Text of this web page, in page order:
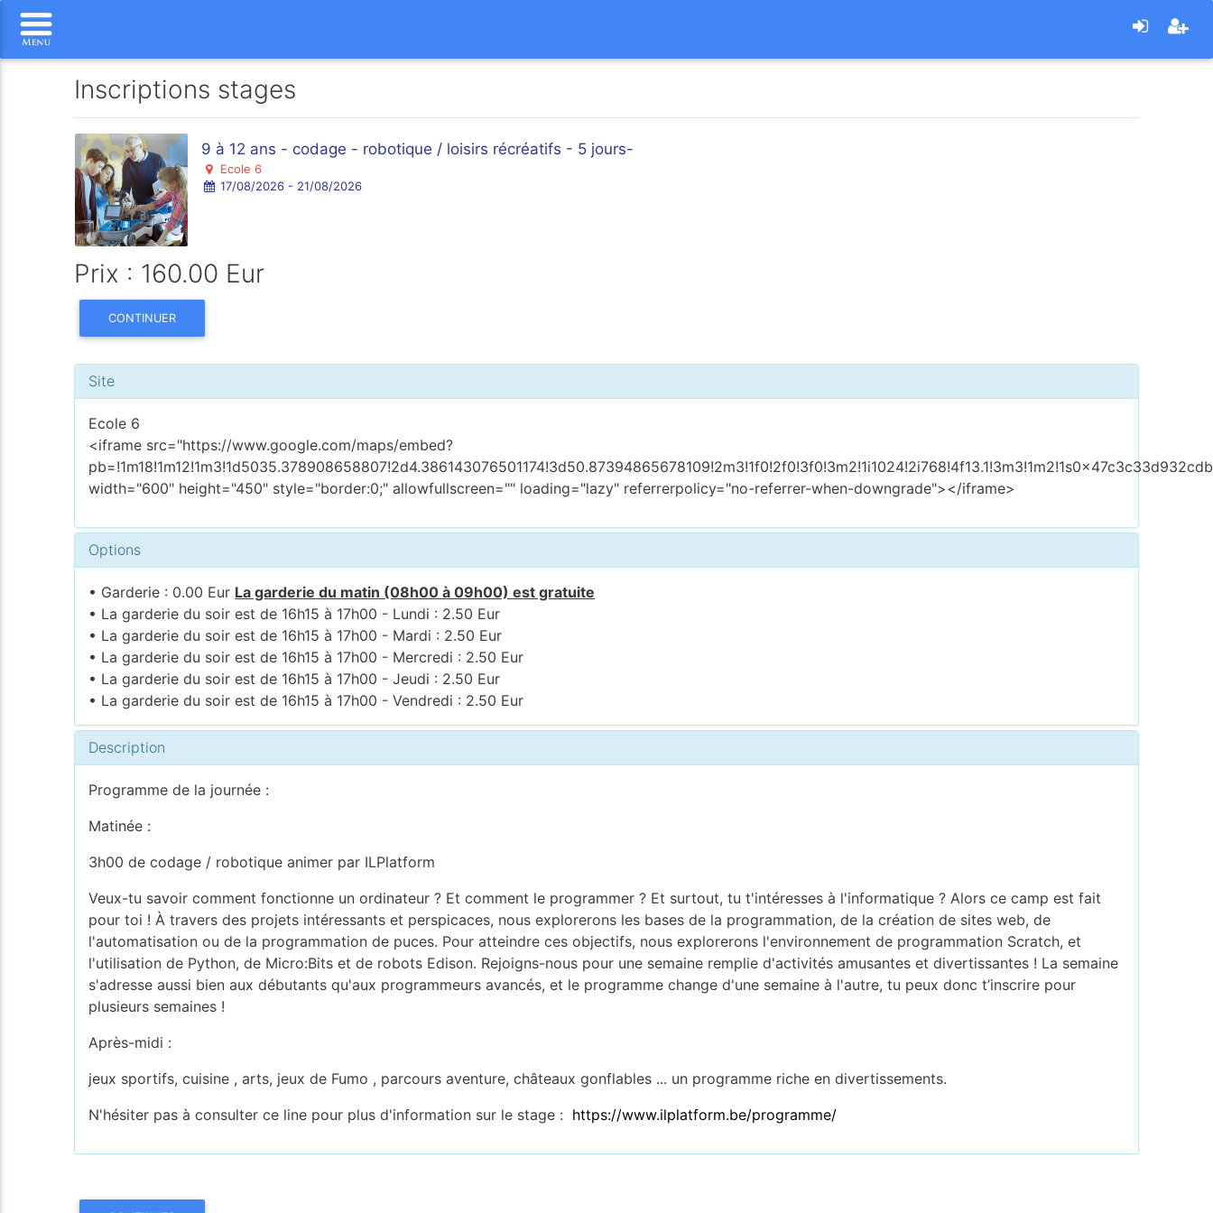
Inscriptions stages
9 à 12 ans - codage - robotique / loisirs récréatifs - 5 jours-
Ecole 6
17/08/2026 - 21/08/2026
Prix : 160.00 Eur
CONTINUER
Site
Ecole 6
<iframe src="https://www.google.com/maps/embed?
width="600" height="450" style="border:0;" allowfullscreen="" loading="lazy" referrerpolicy="no-referrer-when-downgrade"></iframe>
Options
• Garderie : 0.00 Eur La garderie du matin (08h00 à 09h00) est gratuite
• La garderie du soir est de 16h15 à 17h00 - Lundi : 2.50 Eur
• La garderie du soir est de 16h15 à 17h00 - Mardi : 2.50 Eur
• La garderie du soir est de 16h15 à 17h00 - Mercredi : 2.50 Eur
• La garderie du soir est de 16h15 à 17h00 - Jeudi : 2.50 Eur
• La garderie du soir est de 16h15 à 17h00 - Vendredi : 2.50 Eur
Description
Programme de la journée :
Matinée :
3h00 de codage / robotique animer par ILPlatform
Veux-tu savoir comment fonctionne un ordinateur ? Et comment le programmer ? Et surtout, tu t'intéresses à l'informatique ? Alors ce camp est fait
pour toi ! À travers des projets intéressants et perspicaces, nous explorerons les bases de la programmation, de la création de sites web, de
l'automatisation ou de la programmation de puces. Pour atteindre ces objectifs, nous explorerons l'environnement de programmation Scratch, et
l'utilisation de Python, de Micro:Bits et de robots Edison. Rejoigns-nous pour une semaine remplie d'activités amusantes et divertissantes ! La semaine
s'adresse aussi bien aux débutants qu'aux programmeurs avancés, et le programme change d'une semaine à l'autre, tu peux donc t’inscrire pour
plusieurs semaines !
Après-midi :
jeux sportifs, cuisine , arts, jeux de Fumo , parcours aventure, châteaux gonflables ... un programme riche en divertissements.
N'hésiter pas à consulter ce line pour plus d'information sur le stage : https://www.ilplatform.be/programme/